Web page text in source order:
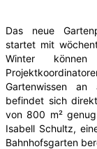
Das neue
startet mit
Winter
Gartenwissen an
befindet sich
von 800 m²
Isabell Schultz,
Bahnhofsgarten